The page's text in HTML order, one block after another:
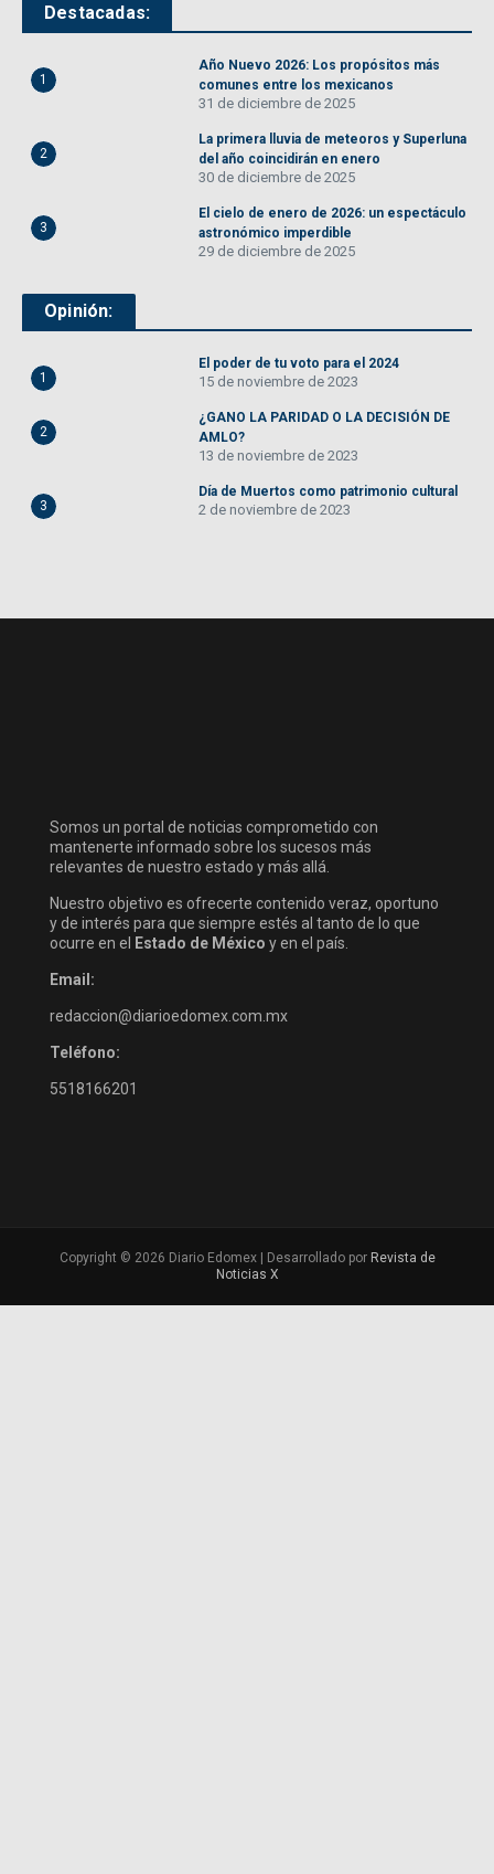
Destacadas:
1
Año Nuevo 2026: Los propósitos más
comunes entre los mexicanos
31 de diciembre de 2025
2
La primera lluvia de meteoros y Superluna
del año coincidirán en enero
30 de diciembre de 2025
3
El cielo de enero de 2026: un espectáculo
astronómico imperdible
29 de diciembre de 2025
Opinión:
1
El poder de tu voto para el 2024
15 de noviembre de 2023
2
¿GANO LA PARIDAD O LA DECISIÓN DE
AMLO?
13 de noviembre de 2023
3
Día de Muertos como patrimonio cultural
2 de noviembre de 2023
Somos un portal de noticias comprometido con
mantenerte informado sobre los sucesos más
relevantes de nuestro estado y más allá.
Nuestro objetivo es ofrecerte contenido veraz, oportuno
y de interés para que siempre estés al tanto de lo que
ocurre en el
Estado de México y en el país.
Email:
redaccion@diarioedomex.com.mx
Teléfono:
5518166201
Copyright © 2026 Diario Edomex | Desarrollado por Revista de
Noticias X